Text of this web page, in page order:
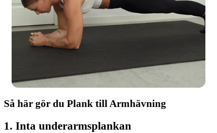
Så här gör du Plank till Armhävning
1. Inta underarmsplankan